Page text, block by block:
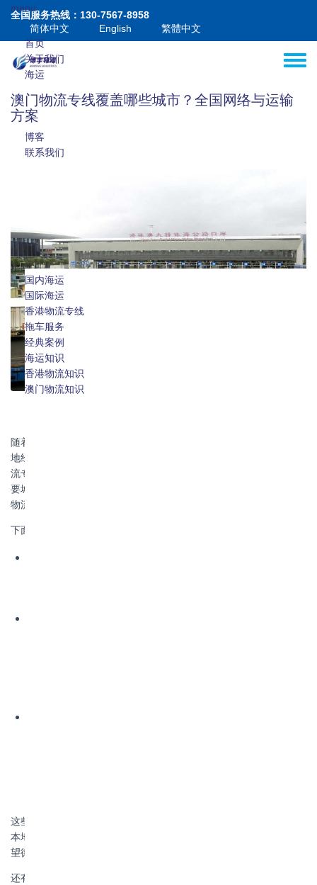
跳转到主要内容
全国服务热线：130-7567-8958
简体中文
English 繁體中文
Toggle
menu
首页
关于我们
海运
国内海运
国际海运
国际海运拼箱
港澳
香港物流专线
澳门物流专线
增值
拖车服务
报关报检
仓储服务
保险服务
博客
经典案例
海运知识
香港物流知识
澳门物流知识
联系我们
澳门物流专线覆盖哪些城市？全国网络与运输
方案
随着中国经济的快速发展、粤港澳大湾区建设的推进以及澳门与内
地经贸联系的日益紧密，澳门物流业也在不断壮大和完善，澳门物
流专线的覆盖网络也越来越广泛，不仅连接了广东珠三角地区的主
要城市，而且逐渐扩展到了全国其他省份，形成了辐射全国各地的
物流网络。你知道澳门物流有哪些专线吗？
下面我们来介绍一下澳门物流有哪些专线：
这些澳门物流专线服务区域不仅连接国内各省份地区，也覆盖澳门
本地包括澳门半岛（大堂区、风顺堂区、花地玛堂区、花王堂区、
望德堂区）、离岛区（嘉模堂区、路凼镇海区、圣方济各堂区）。
还有更多详细的物流专线可以咨询我司，我司可以根据不同类型的